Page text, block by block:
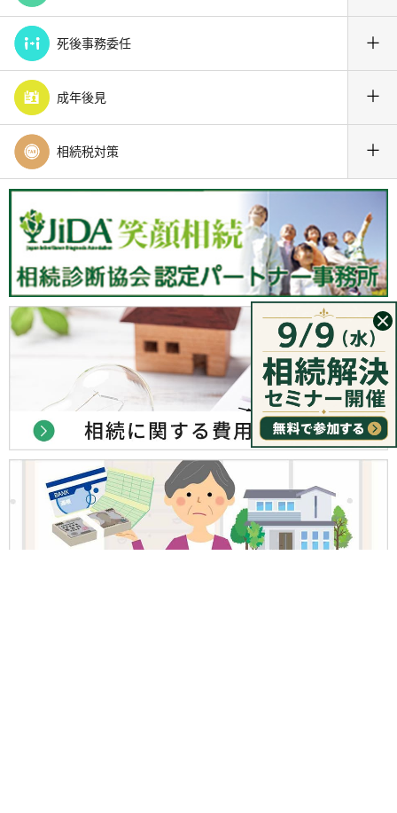
死後事務委任 ＋
成年後見 ＋
相続税対策 ＋